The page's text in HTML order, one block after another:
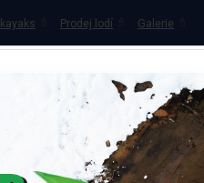
Prodej lodí Galerie
KOLOBĚŽEK KEMPY NA